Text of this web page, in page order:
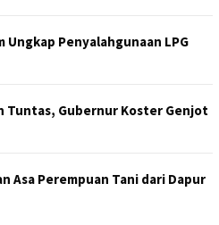
Ungkap Penyalahgunaan LPG
Tuntas, Gubernur Koster Genjot
Asa Perempuan Tani dari Dapur